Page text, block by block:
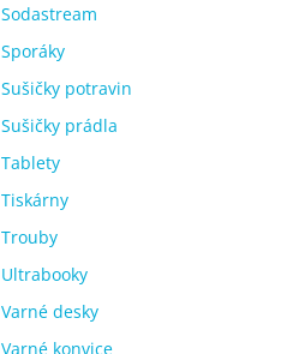
Sodastream
Sporáky
Sušičky potravin
Sušičky prádla
Tablety
Tiskárny
Trouby
Ultrabooky
Varné desky
Varné konvice